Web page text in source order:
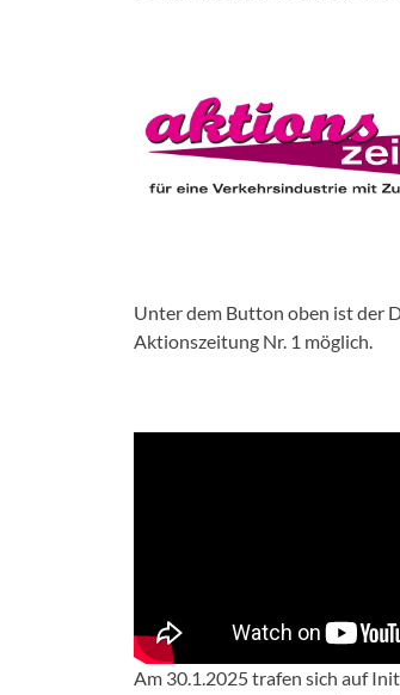
Unter dem Button oben ist der
Aktionszeitung Nr. 1 möglich.
Am 30.1.2025 trafen sich auf